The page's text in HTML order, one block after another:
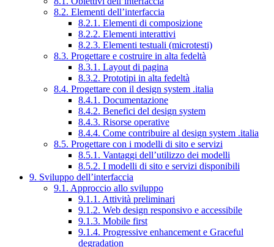
8.2. Elementi dell’interfaccia
8.2.1. Elementi di composizione
8.2.2. Elementi interattivi
8.2.3. Elementi testuali (microtesti)
8.3. Progettare e costruire in alta fedeltà
8.3.1. Layout di pagina
8.3.2. Prototipi in alta fedeltà
8.4. Progettare con il design system .italia
8.4.1. Documentazione
8.4.2. Benefici del design system
8.4.3. Risorse operative
8.4.4. Come contribuire al design system .italia
8.5. Progettare con i modelli di sito e servizi
8.5.1. Vantaggi dell’utilizzo dei modelli
8.5.2. I modelli di sito e servizi disponibili
9. Sviluppo dell’interfaccia
9.1. Approccio allo sviluppo
9.1.1. Attività preliminari
9.1.2. Web design responsivo e accessibile
9.1.3. Mobile first
9.1.4. Progressive enhancement e Graceful
degradation